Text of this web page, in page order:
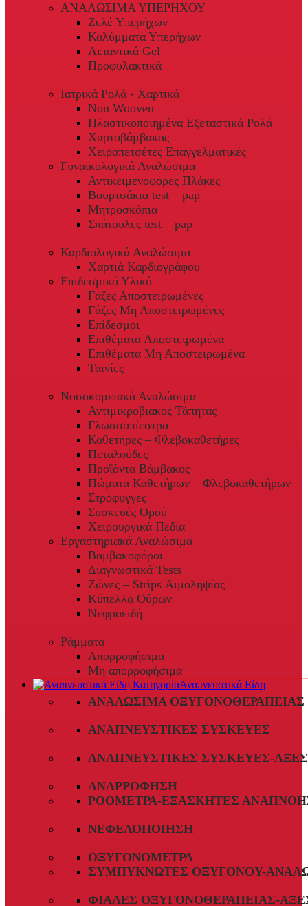
ΑΝΑΛΩΣΙΜΑ ΥΠΕΡΗΧΟΥ
Ζελέ Υπερήχων
Καλύμματα Υπερήχων
Λιπαντικά Gel
Προφυλακτικά
Ιατρικά Ρολά - Χαρτικά
Non Wooven
Πλαστικοποιημένα Εξεταστικά Ρολά
Χαρτοβάμβακας
Χειροπετσέτες Επαγγελματικές
Γυναικολογικά Αναλώσιμα
Αντικειμενοφόρες Πλάκες
Βουρτσάκια test – pap
Μητροσκόπια
Σπάτουλες test – pap
Καρδιολογικά Αναλώσιμα
Χαρτιά Καρδιογράφου
Επιδεσμικό Υλικό
Γάζες Αποστειρωμένες
Γάζες Μη Αποστειρωμένες
Επίδεσμοι
Επιθέματα Αποστειρωμένα
Επιθέματα Μη Αποστειρωμένα
Ταινίες
Νοσοκομειακά Αναλώσιμα
Αντιμικροβιακός Τάπητας
Γλωσσοπίεστρα
Καθετήρες – Φλεβοκαθετήρες
Πεταλούδες
Προϊόντα Βάμβακος
Πώματα Καθετήρων – Φλεβοκαθετήρων
Στρόφυγγες
Συσκευές Ορού
Χειρουργικά Πεδία
Εργαστηριακά Αναλώσιμα
Βαμβακοφόροι
Διαγνωστικά Tests
Ζώνες – Strips Αιμοληψίας
Κύπελλα Ούρων
Νεφροειδή
Ράμματα
Απορροφήσιμα
Μη απορροφήσιμα
Αναπνευστικά Είδη
ΑΝΑΛΏΣΙΜΑ ΟΞΥΓΟΝΟΘΕΡΑΠΕΊΑΣ
ΑΝΑΠΝΕΥΣΤΙΚΈΣ ΣΥΣΚΕΥΈΣ
ΑΝΑΠΝΕΥΣΤΙΚΈΣ ΣΥΣΚΕΥΈΣ-
ΑΝΑΡΡΌΦΗΣΗ
ΡΟΌΜΕΤΡΑ-ΕΞΑΣΚΗΤΈΣ
ΝΕΦΕΛΟΠΟΊΗΣΗ
ΟΞΥΓΟΝΌΜΕΤΡΑ
ΣΥΜΠΥΚΝΩΤΈΣ ΟΞΥΓΌΝΟΥ-
ΦΙΆΛΕΣ ΟΞΥΓΟΝΟΘΕΡΑΠΕΊΑΣ-